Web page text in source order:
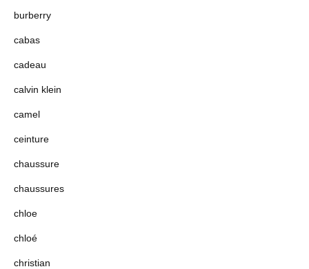
burberry
cabas
cadeau
calvin klein
camel
ceinture
chaussure
chaussures
chloe
chloé
christian